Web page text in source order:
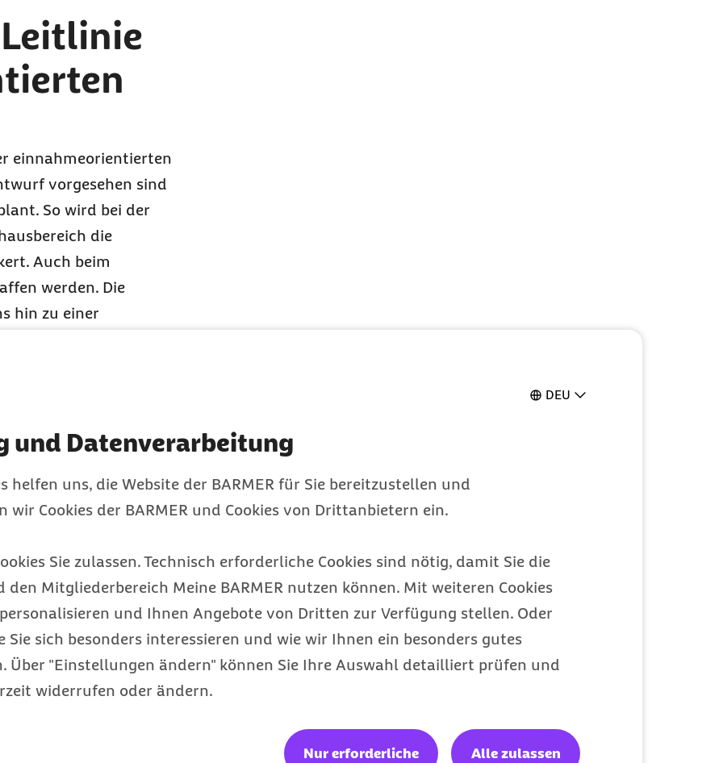
DEU
und Datenverarbeitung
helfen uns, die Website der BARMER für Sie bereitzustellen und
wir Cookies der BARMER und Cookies von Drittanbietern ein.
Sie zulassen. Technisch erforderliche Cookies sind nötig, damit Sie die
Mitgliederbereich Meine BARMER nutzen können. Mit weiteren Cookies
und Ihnen Angebote von Dritten zur Verfügung stellen. Oder
sich besonders interessieren und wie wir Ihnen ein besonders gutes
Über "Einstellungen ändern" können Sie Ihre Auswahl detailliert prüfen und
widerrufen oder ändern.
Nur erforderliche Alle zulassen
einnahmeorientierten
vorgesehen sind
So wird bei der
die
Auch beim
werden. Die
hin zu einer
um die
zu stabilisieren.
um
Euro
an der
stärker beteiligt. Im
mehr an
Summe von zwei
zur
der GKV um zwei
damit weiterhin seinen
Leistungen der
Steuermittel